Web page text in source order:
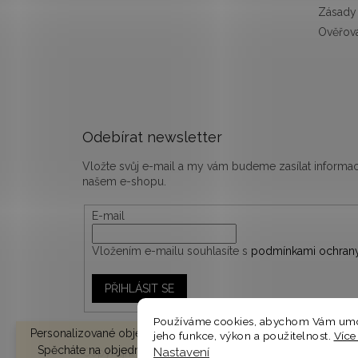
Používáme cookies, abychom Vám
jeho funkce, výkon a použitelnost.
Nastavení
Personalizované objednávky vyrábíme a odesíláme do 10-14
Spěcháte na objednávku? V košíku zvolte EXPRESNÍ DODÁNÍ ⭐
Odebírat newsletter
Vložte svůj e-mail a my vám budeme zasílat
našem e-shopu.
E-mail
Vložením e-mailu souhlasíte s podmínkami
PŘIHLÁSIT SE
Copyright 2026woodify.cz